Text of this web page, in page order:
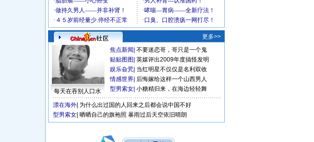
更多>>
每天在吞别人口水
焦点新闻 不要迷恋哥，哥只是一个鬼
贴贴图图 英媒评出2009年度搞怪发明
娱乐旮旯 当红明星不仅仅是名利双收
情感世界 后悔嫁给这样一个山西男人
型男索女 小糖精归来，在海边轻轻舞
漂在海外 为什么出过国的人回来之后都会说中国不好
型男索女 晒晒自己的旗袍照 暴雨过后天空依旧晴朗